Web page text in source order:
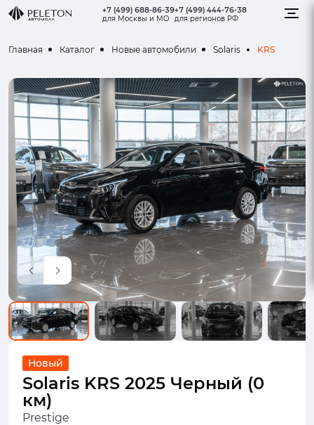
+7 (499) 688-86-39
для Москвы и МО
+7 (499) 444-76-38
для регионов РФ
Главная Каталог Новые автомобили Solaris KRS
Новый
Solaris KRS 2025 Черный (0
км)
Prestige